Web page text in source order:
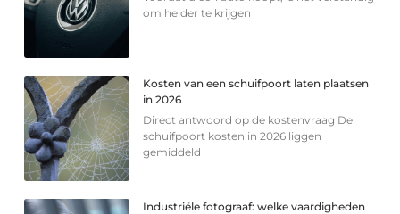
om helder te krijgen
Kosten van een schuifpoort laten plaatsen
in 2026
Direct antwoord op de kostenvraag De
schuifpoort kosten in 2026 liggen
gemiddeld
Industriële fotograaf: welke vaardigheden